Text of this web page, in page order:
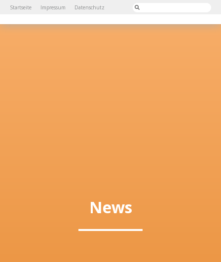
Startseite Impressum Datenschutz
News